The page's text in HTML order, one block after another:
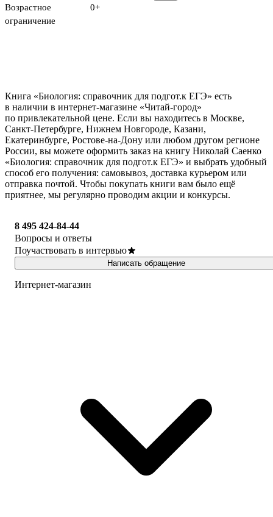
Возрастное
ограничение
0+
Книга «Биология: справочник для подгот.к ЕГЭ» есть
в наличии в интернет-магазине «Читай-город»
по привлекательной цене. Если вы находитесь в Москве,
Санкт-Петербурге, Нижнем Новгороде, Казани,
Екатеринбурге, Ростове-на-Дону или любом другом регионе
России, вы можете оформить заказ на книгу Николай Саенко
«Биология: справочник для подгот.к ЕГЭ» и выбрать удобный
способ его получения: самовывоз, доставка курьером или
отправка почтой. Чтобы покупать книги вам было ещё
приятнее, мы регулярно проводим акции и конкурсы.
8 495 424-84-44
Вопросы и ответы
Поучаствовать в интервью
Написать обращение
Интернет-магазин